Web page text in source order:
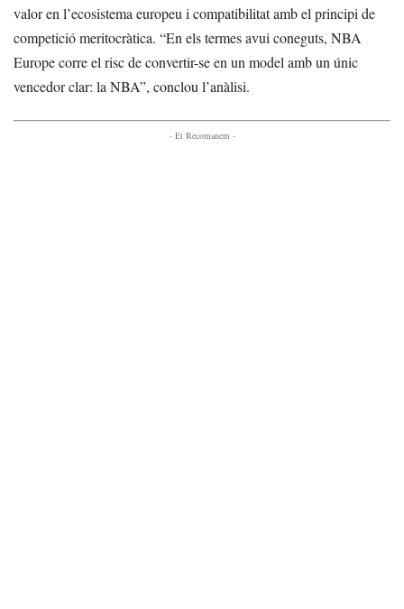
valor en l’ecosistema europeu i compatibilitat amb el principi de
competició meritocràtica. “En els termes avui coneguts, NBA
Europe corre el risc de convertir-se en un model amb un únic
vencedor clar: la NBA”, conclou l’anàlisi.
- Et Recomanem -